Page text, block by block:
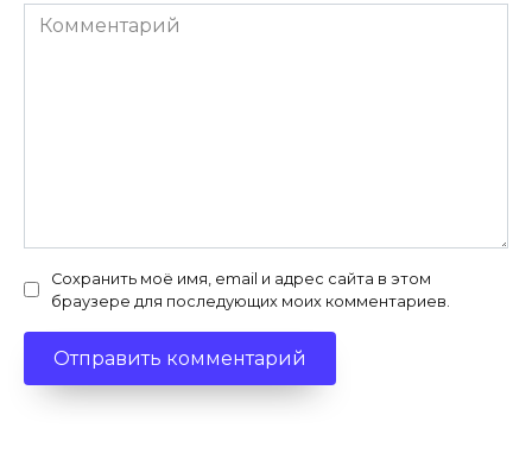
Комментарий
Сохранить моё имя, email и адрес сайта в этом
браузере для последующих моих комментариев.